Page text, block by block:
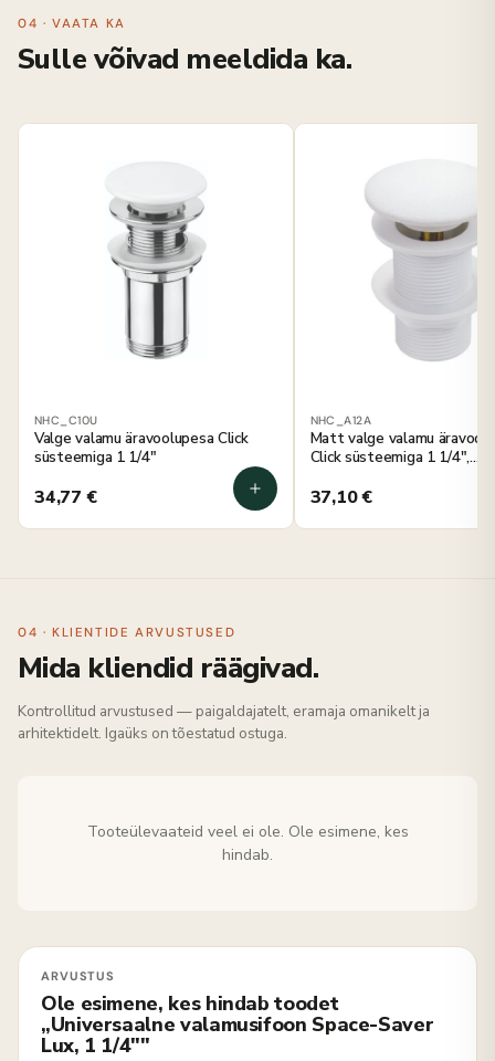
04 · VAATA KA
Sulle võivad meeldida ka.
NHC_C10U
Valge valamu äravoolupesa Click
süsteemiga 1 1/4"
34,77 €
NHC_A12A
Matt valge valamu
Click süsteemiga 1 1/4",
37,10€
04 · KLIENTIDE ARVUSTUSED
Mida kliendid räägivad.
Kontrollitud arvustused — paigaldajatelt, eramaja omanikelt ja
arhitektidelt. Igaüks on tõestatud ostuga.
Tooteülevaateid veel ei ole. Ole esimene, kes
hindab.
Ole esimene, kes hindab toodet
„Universaalne valamusifoon Space-Saver
Lux, 1 1/4″"